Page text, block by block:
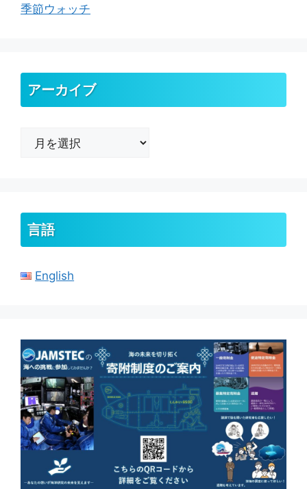
季節ウォッチ
アーカイブ
言語
English